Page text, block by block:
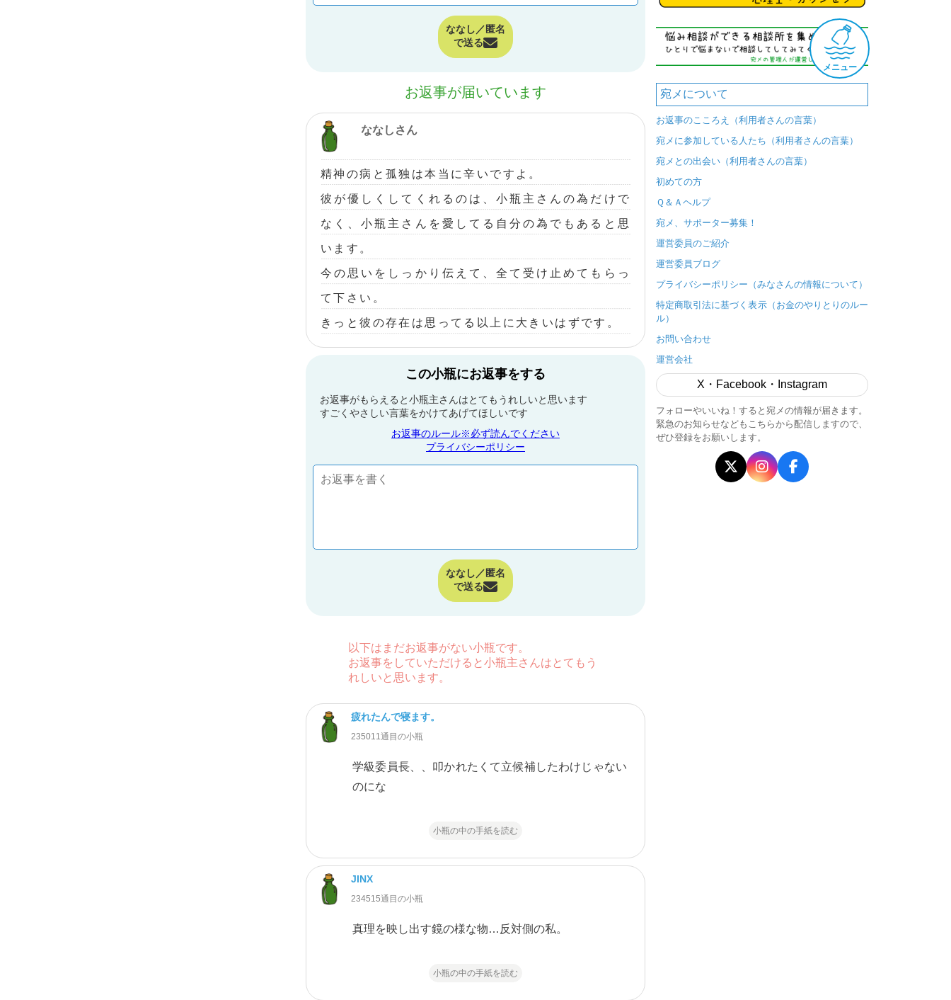
メニュー
ななし／匿名
で送る
お返事が届いています
ななしさん
精神の病と孤独は本当に辛いですよ。
彼が優しくしてくれるのは、小瓶主さんの為だけで
なく、小瓶主さんを愛してる自分の為でもあると思
います。
今の思いをしっかり伝えて、全て受け止めてもらっ
て下さい。
きっと彼の存在は思ってる以上に大きいはずです。
この小瓶にお返事をする
お返事がもらえると小瓶主さんはとてもうれしいと思います
すごくやさしい言葉をかけてあげてほしいです
お返事のルール※必ず読んでください
プライバシーポリシー
ななし／匿名
で送る
以下はまだお返事がない小瓶です。
お返事をしていただけると小瓶主さんはとてもう
れしいと思います。
疲れたんで寝ます。
235011通目の小瓶
学級委員長、、叩かれたくて立候補したわけじゃない
のにな
小瓶の中の手紙を読む
JINX
234515通目の小瓶
真理を映し出す鏡の様な物…反対側の私。
小瓶の中の手紙を読む
宛メについて
お返事のこころえ（利用者さんの言葉）
宛メに参加している人たち（利用者さんの言葉）
宛メとの出会い（利用者さんの言葉）
初めての方
Ｑ＆Ａヘルプ
宛メ、サポーター募集！
運営委員のご紹介
運営委員ブログ
プライバシーポリシー（みなさんの情報について）
特定商取引法に基づく表示（お金のやりとりのルー
ル）
お問い合わせ
運営会社
X・Facebook・Instagram
フォローやいいね！すると宛メの情報が届きます。
緊急のお知らせなどもこちらから配信しますので、
ぜひ登録をお願いします。